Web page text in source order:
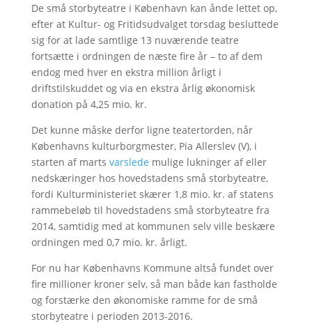
De små storbyteatre i København kan ånde lettet op,
efter at Kultur- og Fritidsudvalget torsdag besluttede
sig for at lade samtlige 13 nuværende teatre
fortsætte i ordningen de næste fire år – to af dem
endog med hver en ekstra million årligt i
driftstilskuddet og via en ekstra årlig økonomisk
donation på 4,25 mio. kr.
Det kunne måske derfor ligne teatertorden, når
Københavns kulturborgmester, Pia Allerslev (V), i
starten af marts varslede mulige lukninger af eller
nedskæringer hos hovedstadens små storbyteatre,
fordi Kulturministeriet skærer 1,8 mio. kr. af statens
rammebeløb til hovedstadens små storbyteatre fra
2014, samtidig med at kommunen selv ville beskære
ordningen med 0,7 mio. kr. årligt.
For nu har Københavns Kommune altså fundet over
fire millioner kroner selv, så man både kan fastholde
og forstærke den økonomiske ramme for de små
storbyteatre i perioden 2013-2016.